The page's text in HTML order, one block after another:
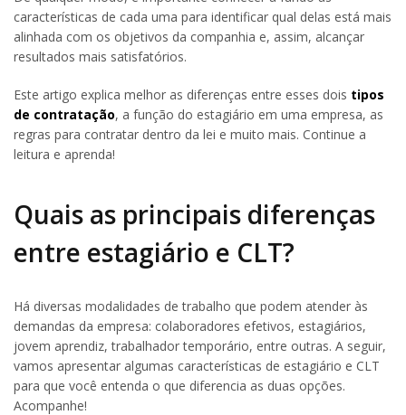
características de cada uma para identificar qual delas está mais
alinhada com os objetivos da companhia e, assim, alcançar
resultados mais satisfatórios.
Este artigo explica melhor as diferenças entre esses dois tipos
de contratação, a função do estagiário em uma empresa, as
regras para contratar dentro da lei e muito mais. Continue a
leitura e aprenda!
Quais as principais diferenças
entre estagiário e CLT?
Há diversas modalidades de trabalho que podem atender às
demandas da empresa: colaboradores efetivos, estagiários,
jovem aprendiz, trabalhador temporário, entre outras. A seguir,
vamos apresentar algumas características de estagiário e CLT
para que você entenda o que diferencia as duas opções.
Acompanhe!